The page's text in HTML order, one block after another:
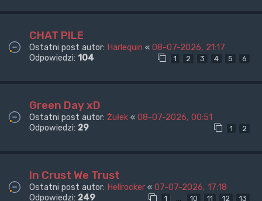
CHAT PILE
Ostatni post autor: Harlequin « 08-07-2026, 21:17
Odpowiedzi: 104 1 2 3 4 5 6
Green Day xD
Ostatni post autor: Żułek « 08-07-2026, 00:51
Odpowiedzi: 29 1 2
In Crust We Trust
Ostatni post autor: Hellrocker « 07-07-2026, 17:18
Odpowiedzi: 249 1 … 10 11 12 13